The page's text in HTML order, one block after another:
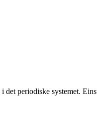
periodiske systemet.